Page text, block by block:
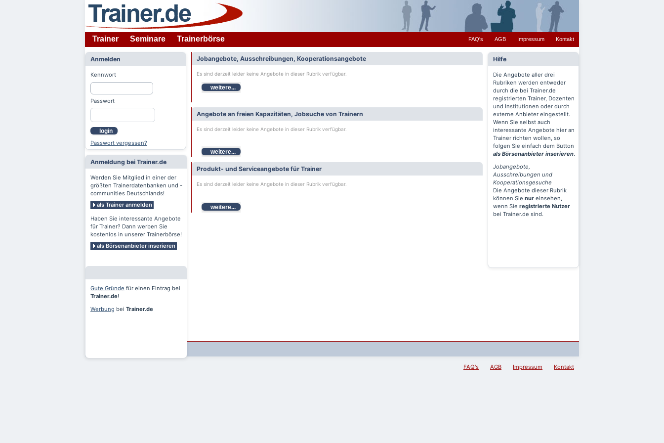
Trainer Seminare Trainerbörse FAQ's AGB Impressum Kontakt
Anmelden
Kennwort
Passwort
login
Passwort vergessen?
Anmeldung bei Trainer.de
Werden Sie Mitglied in einer der
größten Trainerdatenbanken und -
communities Deutschlands!
als Trainer anmelden
Haben Sie interessante Angebote
für Trainer? Dann werben Sie
kostenlos in unserer Trainerbörse!
als Börsenanbieter inserieren
Gute Gründe für einen Eintrag bei
Trainer.de!
Werbung bei Trainer.de
Hilfe
Die Angebote aller drei
Rubriken werden entweder
durch die bei Trainer.de
registrierten Trainer, Dozenten
und Institutionen oder durch
externe Anbieter eingestellt.
Wenn Sie selbst auch
interessante Angebote hier an
Trainer richten wollen, so
folgen Sie einfach dem Button
als Börsenanbieter inserieren.
Jobangebote,
Ausschreibungen und
Kooperationsgesuche
Die Angebote dieser Rubrik
können Sie nur einsehen,
wenn Sie registrierte Nutzer
bei Trainer.de sind.
Jobangebote, Ausschreibungen, Kooperationsangebote
Es sind derzeit leider keine Angebote in dieser Rubrik verfügbar.
weitere...
Angebote an freien Kapazitäten, Jobsuche von Trainern
Es sind derzeit leider keine Angebote in dieser Rubrik verfügbar.
weitere...
Produkt- und Serviceangebote für Trainer
Es sind derzeit leider keine Angebote in dieser Rubrik verfügbar.
weitere...
FAQ's AGB Impressum Kontakt